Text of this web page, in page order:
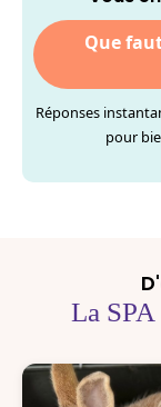
Que
Réponses
pour
La